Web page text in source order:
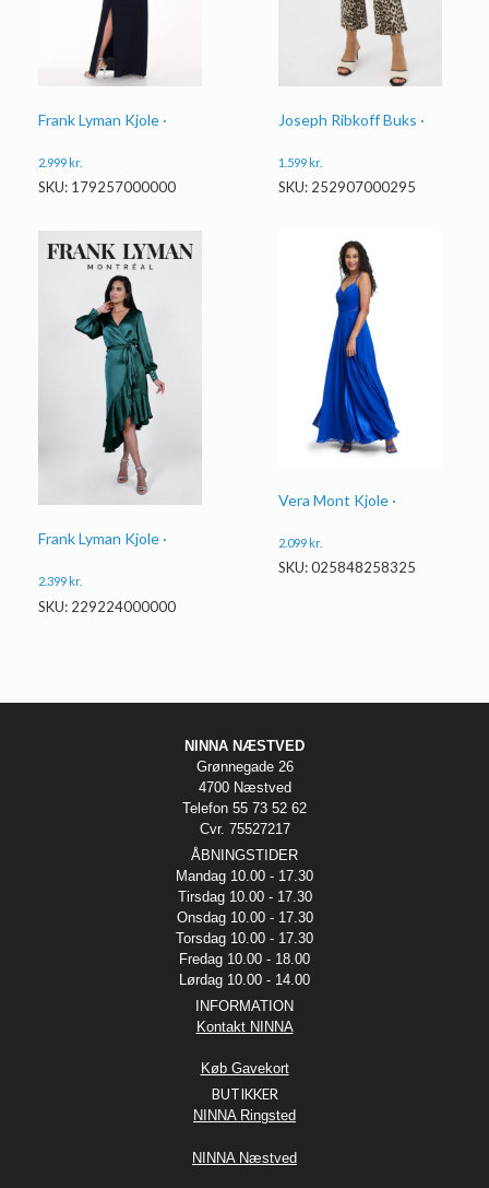
Frank Lyman Kjole ·
2.999kr.
SKU: 179257000000
Joseph Ribkoff Buks ·
1.599kr.
SKU: 252907000295
Frank Lyman Kjole ·
2.399 kr.
SKU: 229224000000
Vera Mont Kjole ·
2.099kr.
SKU: 025848258325
NINNA NÆSTVED
Grønnegade 26
4700 Næstved
Telefon 55 73 52 62
Cvr. 75527217
ÅBNINGSTIDER
Mandag 10.00 - 17.30
Tirsdag 10.00 - 17.30
Onsdag 10.00 - 17.30
Torsdag 10.00 - 17.30
Fredag 10.00 - 18.00
Lørdag 10.00 - 14.00
INFORMATION
Kontakt NINNA
Køb Gavekort
BUTIKKER
NINNA Ringsted
NINNA Næstved